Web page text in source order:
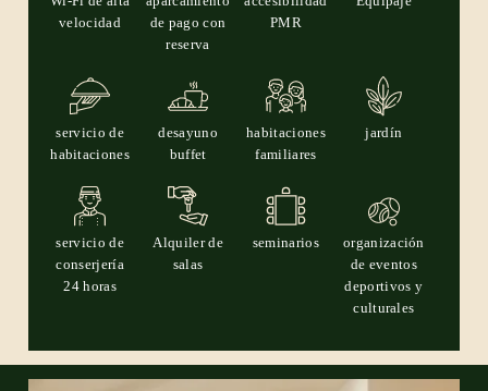
velocidad
de pago con
reserva
PMR
servicio de
habitaciones
desayuno
buffet
habitaciones
familiares
jardín
servicio de
conserjería
24 horas
Alquiler de
salas
seminarios
organización
de eventos
deportivos y
culturales